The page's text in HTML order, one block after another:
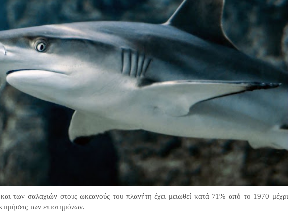
των σαλαχιών στους ωκεανούς του πλανήτη έχει μειωθεί κατά 71% από το 1970 μέχρι
των επιστημόνων.